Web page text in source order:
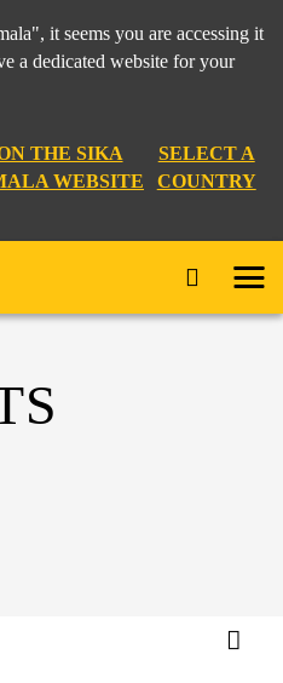
it seems you are accessing it
a dedicated website for your
THE SIKA
WEBSITE
SELECT A
COUNTRY